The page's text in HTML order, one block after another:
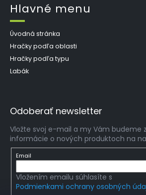
Hlavné menu
Úvodná stránka
Hračky podľa oblasti
Hračky podľa typu
Labák
Odoberať newsletter
Vložte svoj e-mail a my Vám budeme
informácie o nových produktoch na
Email
Vložením emailu súhlasíte s
Podmienkami ochrany osobných